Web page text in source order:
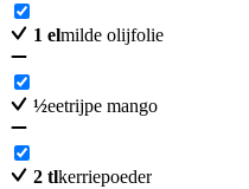
1 elmilde olijfolie
½eetrijpe mango
2 tlkerriepoeder